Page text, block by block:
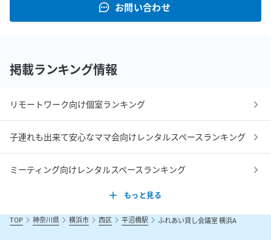
お問い合わせ
掲載ランキング情報
リモートワーク向け個室ランキング
子連れも出来て安心なママ会向けレンタルスペースランキング
ミーティング向けレンタルスペースランキング
もっと見る
TOP 神奈川県 横浜市 西区 平沼橋駅 ふれあい貸し会議室 横浜A